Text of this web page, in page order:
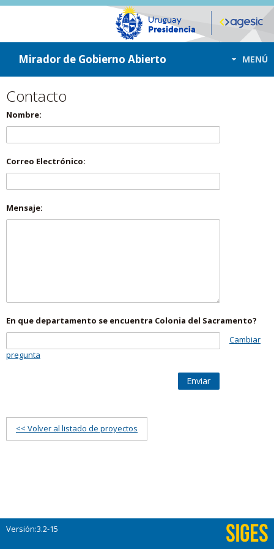
ir a contenido
ir al menú
Mirador de Gobierno Abierto MENÚ
Contacto
Nombre:
Correo Electrónico:
Mensaje:
En que departamento se encuentra Colonia del Sacramento?
Cambiar
pregunta
Enviar
<< Volver al listado de proyectos
Versión:3.2-15